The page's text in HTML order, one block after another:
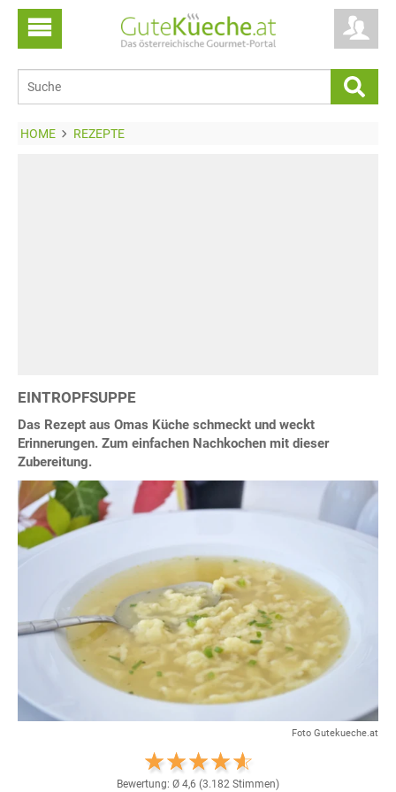
HOME REZEPTE
EINTROPFSUPPE
Das Rezept aus Omas Küche schmeckt und weckt
Erinnerungen. Zum einfachen Nachkochen mit dieser
Zubereitung.
Foto Gutekueche.at
Bewertung: Ø 4,6 (3.182 Stimmen)